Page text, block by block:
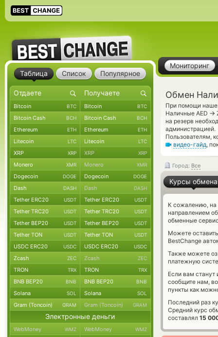
Мониторинг
Обмен
При помощи
Наличные AED →
на резерв
администрацией.
Пользователям,
видео-гайд,
Город: Все
Курсы обмена
К сожалению, на
направлением
обменные
Можете
BestChange
Также можете
платежную
Если вам
сообщите нам,
пункты как
Последний раз
Средний курс
составлял 15
Таблица Список Популярное
Bitcoin BTC Bitcoin BTC
Bitcoin Cash BCH Bitcoin Cash BCH
Ethereum ETH Ethereum ETH
Litecoin LTC Litecoin LTC
XRP XRP XRP XRP
Monero XMR Monero XMR
Dogecoin DOGE Dogecoin DOGE
Dash DASH Dash DASH
Tether ERC20 USDT Tether ERC20 USDT
Tether TRC20 USDT Tether TRC20 USDT
Tether BEP20 USDT Tether BEP20 USDT
Tether TON USDT Tether TON USDT
USDC ERC20 USDC USDC ERC20 USDC
Zcash ZEC Zcash ZEC
TRON TRX TRON TRX
BNB BEP20 BNB BNB BEP20 BNB
Solana SOL Solana SOL
Gram (Toncoin) GRAM Gram (Toncoin) GRAM
Электронные деньги
WebMoney WMZ WebMoney WMZ